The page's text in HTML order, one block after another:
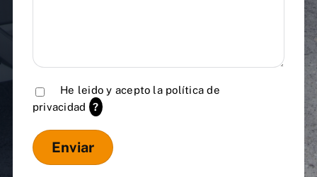
He leido y acepto la política de
privacidad
?